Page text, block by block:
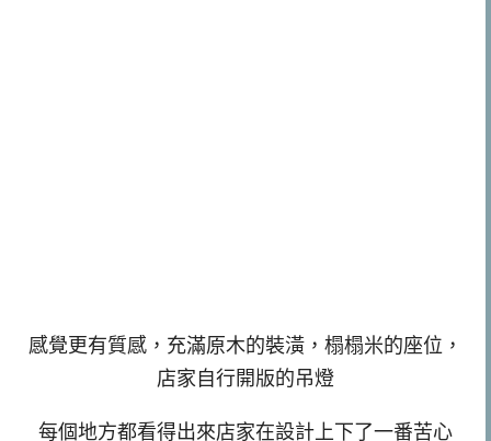
感覺更有質感，充滿原木的裝潢，榻榻米的座位，
店家自行開版的吊燈
每個地方都看得出來店家在設計上下了一番苦心